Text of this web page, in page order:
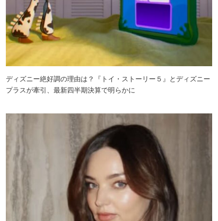
ディズニー絶好調の理由は？『トイ・ストーリー５』とディズニー
プラスが牽引、最新四半期決算で明らかに